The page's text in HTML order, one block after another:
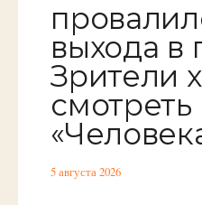
выхода в
Зрители
смотреть
5 августа 2026